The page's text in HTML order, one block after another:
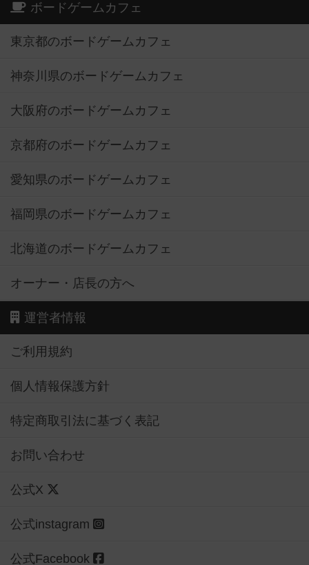
ボードゲームカフェ
東京都のボードゲームカフェ
神奈川県のボードゲームカフェ
大阪府のボードゲームカフェ
京都府のボードゲームカフェ
愛知県のボードゲームカフェ
福岡県のボードゲームカフェ
北海道のボードゲームカフェ
オーナー・店長の方へ
運営者情報
ご利用規約
個人情報保護方針
特定商取引法に基づく表記
お問い合わせ
公式X
公式instagram
公式Facebook